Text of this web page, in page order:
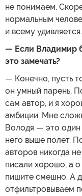
не понимаем.
нормальным
и всему
— Если Владимир
это замечать?
— Конечно, пусть
он умный парень.
сам автор, и я
амбиции. Мне
Володя — это один
него выше полет.
авторов никогда
писали хорошо, а
пишите смешно. А
отфильтровываем